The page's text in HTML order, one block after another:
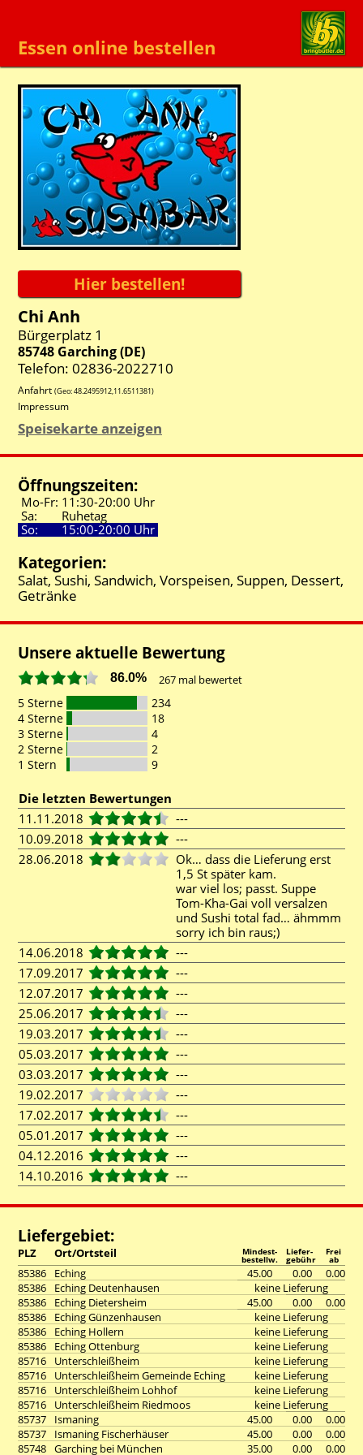
Essen online bestellen
Chi Anh
Bürgerplatz 1
85748 Garching(DE)
Telefon: 02836-2022710
Anfahrt (Geo:48.2495912,11.6511381)
Impressum
Speisekarte anzeigen
Öffnungszeiten:
Mo-Fr: 11:30-20:00 Uhr
Sa:
Ruhetag
So:
15:00-20:00 Uhr
Kategorien:
Salat, Sushi, Sandwich, Vorspeisen, Suppen, Dessert,
Getränke
Unsere aktuelle Bewertung
86.0% 267 mal bewertet
5 Sterne
234
4 Sterne
18
3 Sterne
4
2 Sterne
2
1 Stern
9
Die letzten Bewertungen
11.11.2018
---
10.09.2018
---
28.06.2018
Ok… dass die Lieferung erst
1,5 St später kam.
war viel los; passt. Suppe
Tom-Kha-Gai voll versalzen
und Sushi total fad… ähmmm
sorry ich bin raus;)
14.06.2018
---
17.09.2017
---
12.07.2017
---
25.06.2017
---
19.03.2017
---
05.03.2017
---
03.03.2017
---
19.02.2017
---
17.02.2017
---
05.01.2017
---
04.12.2016
---
14.10.2016
---
Liefergebiet:
PLZ Ort/Ortsteil Mindest-
bestellw.
Liefer-
gebühr
Frei
ab
85386 Eching 45.00 0.00
0.00
85386
Eching Deutenhausen
keine Lieferung
85386
Eching Dietersheim 45.00 0.00
0.00
85386
Eching Günzenhausen
keine Lieferung
85386
Eching Hollern
keine Lieferung
85386
Eching Ottenburg
keine Lieferung
85716
Unterschleißheim
keine Lieferung
85716
Unterschleißheim Gemeinde Eching
keine Lieferung
85716
Unterschleißheim Lohhof
keine Lieferung
85716
Unterschleißheim Riedmoos
keine Lieferung
85737
Ismaning 45.00 0.00
0.00
85737
Ismaning Fischerhäuser 45.00 0.00
0.00
85748 Garching bei München 35.00 0.00 0.00